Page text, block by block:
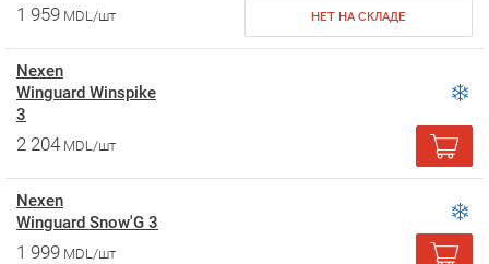
1 959 MDL/шт НЕТ НА СКЛАДЕ
Nexen
Winguard Winspike
3
2 204 MDL/шт
Nexen
Winguard Snow'G 3
1 999 MDL/шт